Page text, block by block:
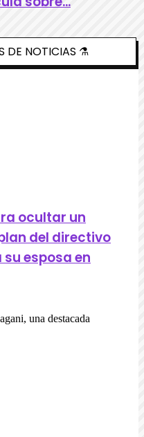
DE NOTICIAS ⚗️
ocultar un
del directivo
esposa en
una destacada